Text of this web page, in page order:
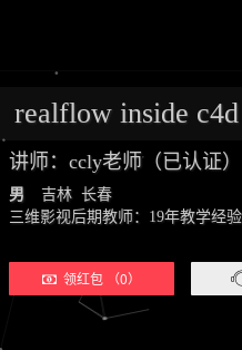
realflow inside
讲师：ccly老师（已认证）
男
吉林 长春
三维影视后期教师：19年教学经
领红包 （0）